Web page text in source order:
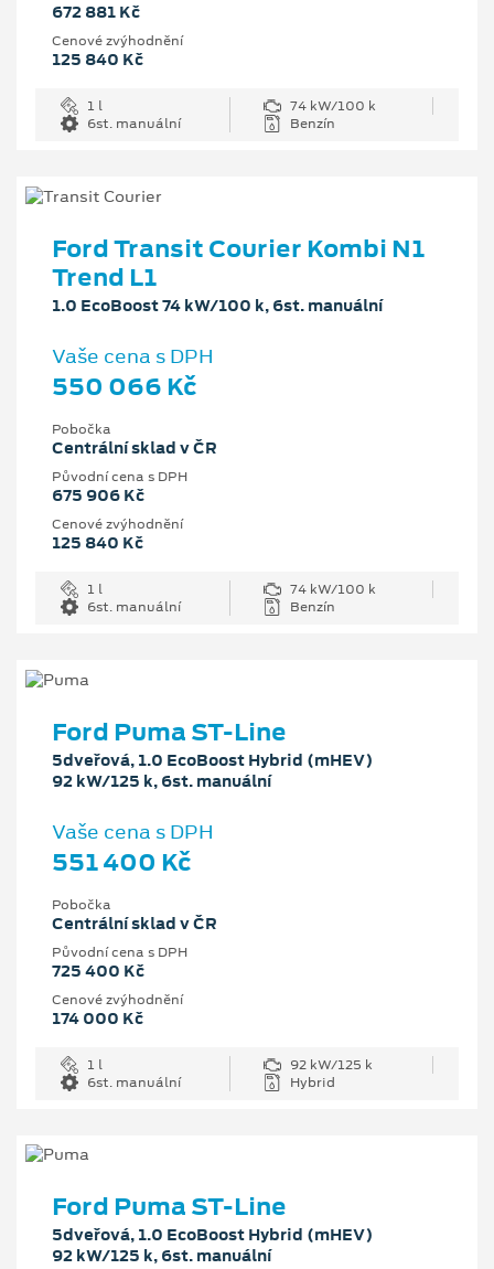
672 881 Kč
Cenové zvýhodnění
125 840 Kč
1 l
74 kW/100 k
6st. manuální
Benzín
Ford Transit Courier Kombi N1
Trend L1
1.0 EcoBoost 74 kW/100 k, 6st. manuální
Vaše cena s DPH
550 066 Kč
Pobočka
Centrální sklad v ČR
Původní cena s DPH
675 906 Kč
Cenové zvýhodnění
125 840 Kč
1 l
74 kW/100 k
6st. manuální
Benzín
Ford Puma ST-Line
5dveřová, 1.0 EcoBoost Hybrid (mHEV)
92 kW/125 k, 6st. manuální
Vaše cena s DPH
551 400 Kč
Pobočka
Centrální sklad v ČR
Původní cena s DPH
725 400 Kč
Cenové zvýhodnění
174 000 Kč
1 l
92 kW/125 k
6st. manuální
Hybrid
Ford Puma ST-Line
5dveřová, 1.0 EcoBoost Hybrid (mHEV)
92 kW/125 k, 6st. manuální